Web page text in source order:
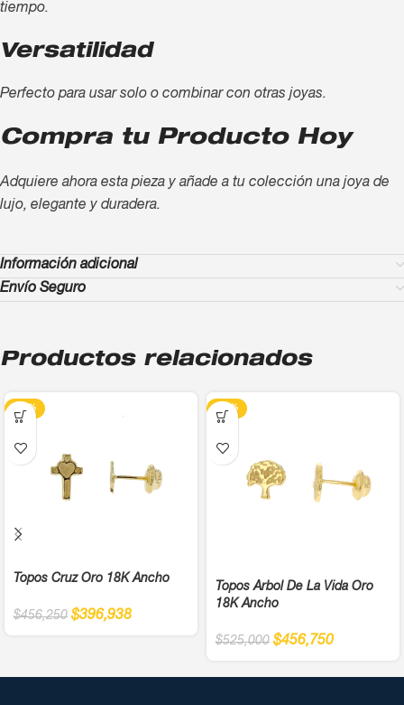
tiempo.
Versatilidad
Perfecto para usar solo o combinar con otras joyas.
Compra tu Producto Hoy
Adquiere ahora esta pieza y añade a tu colección una joya de
lujo, elegante y duradera.
Información adicional
Envío Seguro
Productos relacionados
-13%
Topos Cruz Oro 18K Ancho
$456,250 $396,938
-13%
Topos Árbol De La Vida Oro
18K Ancho
$525,000 $456,750